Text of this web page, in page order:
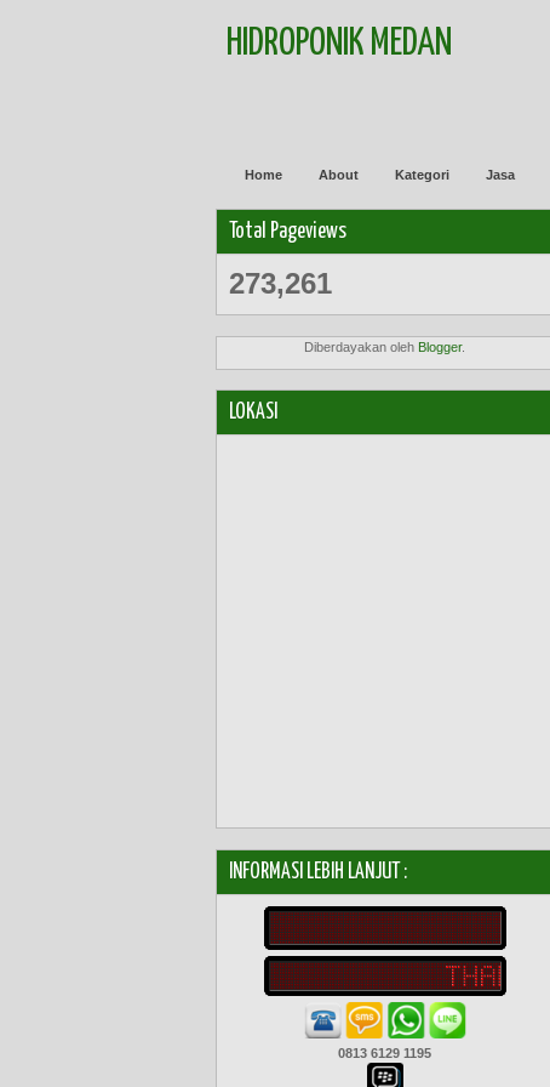
HIDROPONIK MEDAN
Home About Kategori Jasa
Total Pageviews
273,261
Diberdayakan oleh Blogger.
LOKASI
INFORMASI LEBIH LANJUT :
0813 6129 1195